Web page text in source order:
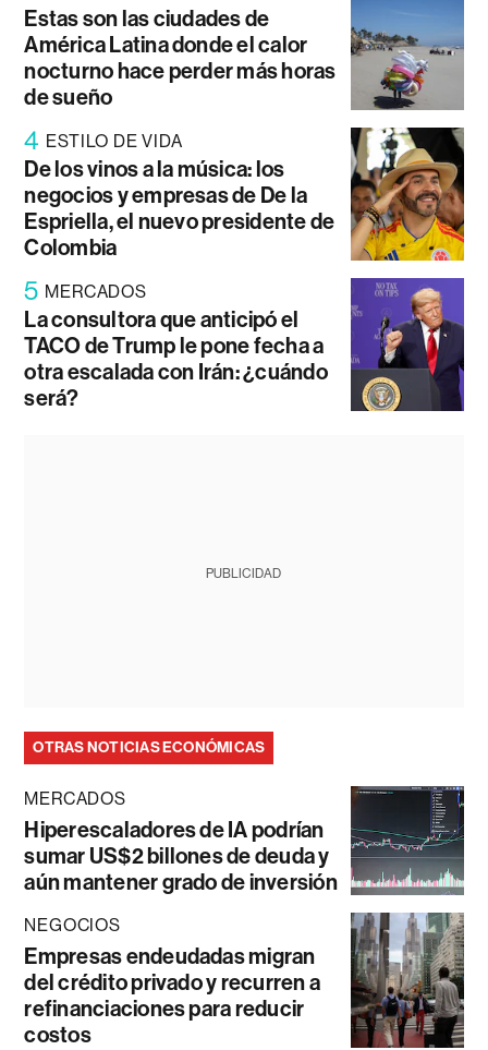
Estas son las ciudades de
América Latina donde el calor
nocturno hace perder más horas
de sueño
4 ESTILO DE VIDA
De los vinos a la música: los
negocios y empresas de De la
Espriella, el nuevo presidente de
Colombia
5 MERCADOS
La consultora que anticipó el
TACO de Trump le pone fecha a
otra escalada con Irán: ¿cuándo
será?
PUBLICIDAD
OTRAS NOTICIAS ECONÓMICAS
MERCADOS
Hiperescaladores de IA podrían
sumar US$2 billones de deuda y
aún mantener grado de inversión
NEGOCIOS
Empresas endeudadas migran
del crédito privado y recurren a
refinanciaciones para reducir
costos